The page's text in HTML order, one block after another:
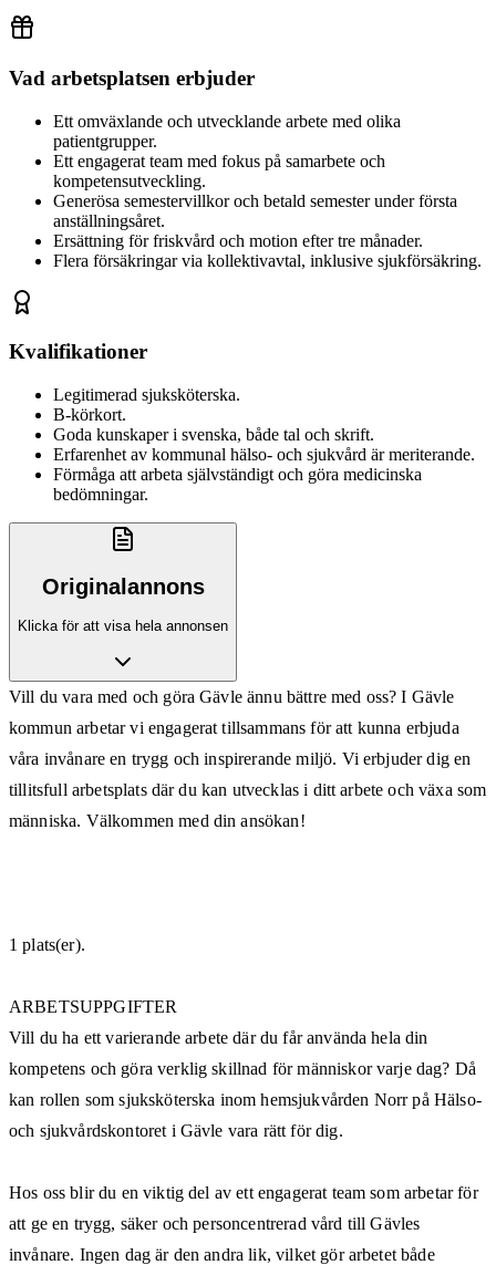
Vad arbetsplatsen erbjuder
Ett omväxlande och utvecklande arbete med olika
patientgrupper.
Ett engagerat team med fokus på samarbete och
kompetensutveckling.
Generösa semestervillkor och betald semester under första
anställningsåret.
Ersättning för friskvård och motion efter tre månader.
Flera försäkringar via kollektivavtal, inklusive sjukförsäkring.
Kvalifikationer
Legitimerad sjuksköterska.
B-körkort.
Goda kunskaper i svenska, både tal och skrift.
Erfarenhet av kommunal hälso- och sjukvård är meriterande.
Förmåga att arbeta självständigt och göra medicinska
bedömningar.
Originalannons
Klicka för att visa hela annonsen
Vill du vara med och göra Gävle ännu bättre med oss? I Gävle
kommun arbetar vi engagerat tillsammans för att kunna erbjuda
våra invånare en trygg och inspirerande miljö. Vi erbjuder dig en
tillitsfull arbetsplats där du kan utvecklas i ditt arbete och växa som
människa. Välkommen med din ansökan!
1 plats(er).
ARBETSUPPGIFTER
Vill du ha ett varierande arbete där du får använda hela din
kompetens och göra verklig skillnad för människor varje dag? Då
kan rollen som sjuksköterska inom hemsjukvården Norr på Hälso-
och sjukvårdskontoret i Gävle vara rätt för dig.
Hos oss blir du en viktig del av ett engagerat team som arbetar för
att ge en trygg, säker och personcentrerad vård till Gävles
invånare. Ingen dag är den andra lik, vilket gör arbetet både